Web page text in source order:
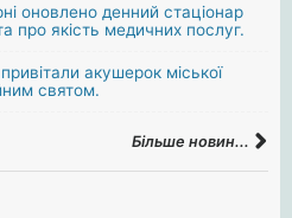
оновлено денний стаціонар
про якість медичних послуг.
акушерок міської
святом.
Більше новин...